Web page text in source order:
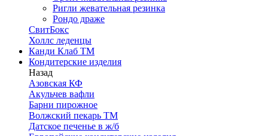
Ригли жевательная резинка
Рондо драже
СвитБокс
Холлс леденцы
Канди Клаб ТМ
Кондитерские изделия
Назад
Азовская КФ
Акульчев вафли
Барни пирожное
Волжский пекарь ТМ
Датское печенье в ж/б